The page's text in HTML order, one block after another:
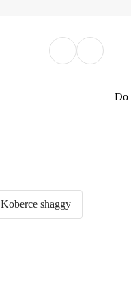
Do
Koberce shaggy